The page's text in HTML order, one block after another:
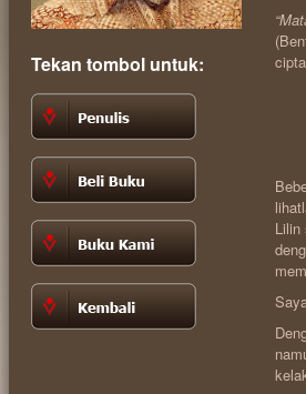
Tekan tombol untuk:
Lilin